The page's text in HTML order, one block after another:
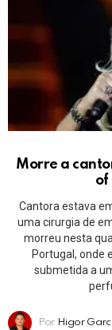
Morre a
of
Cantora estava
uma cirurgia de
morreu nesta
Portugal, onde
submetida a
Por Higor